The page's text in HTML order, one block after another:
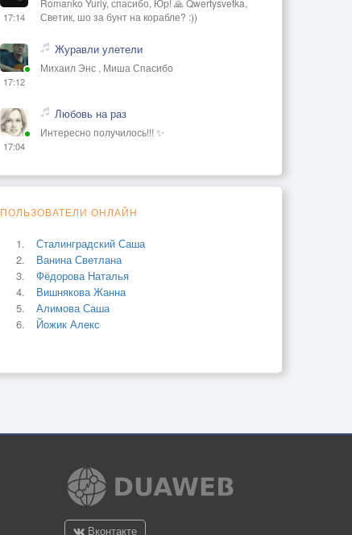
17:14
Светик, шо за бунт на корабле? :))
17:12
Журавли улетели
Михаил Энс , Миша Спасибо
17:04
Любовь на раз
Интересно получилось!!! ✨
ПОЛЬЗОВАТЕЛИ ОНЛАЙН
Сталинградский Саша
Ванина Светлана
Фёдорова Наталья
Вишнякова Жанна
Алимова Саша
Йожик Алекс
Вконтакте